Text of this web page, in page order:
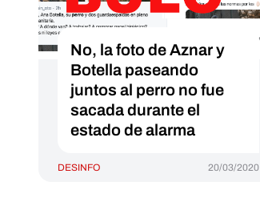
No, la foto de Aznar y
Botella paseando
juntos al perro no fue
sacada durante el
estado de alarma
DESINFO 20/03/2020